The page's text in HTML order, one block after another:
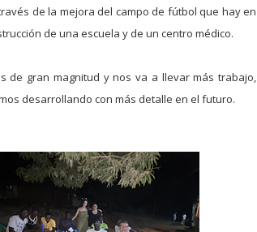
de la mejora del campo de fútbol que hay en
de una escuela y de un centro médico.
de gran magnitud y nos va a llevar más trabajo,
desarrollando con más detalle en el futuro.